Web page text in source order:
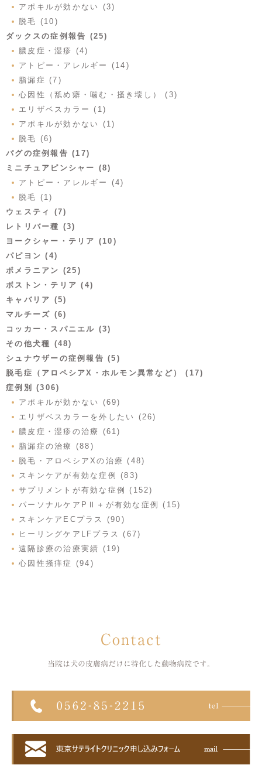
アポキルが効かない (3)
脱毛 (10)
ダックスの症例報告 (25)
膿皮症・湿疹 (4)
アトピー・アレルギー (14)
脂漏症 (7)
心因性（舐め癖・噛む・掻き壊し） (3)
エリザベスカラー (1)
アポキルが効かない (1)
脱毛 (6)
パグの症例報告 (17)
ミニチュアピンシャー (8)
アトピー・アレルギー (4)
脱毛 (1)
ウェスティ (7)
レトリバー種 (3)
ヨークシャー・テリア (10)
パピヨン (4)
ポメラニアン (25)
ボストン・テリア (4)
キャバリア (5)
マルチーズ (6)
コッカー・スパニエル (3)
その他犬種 (48)
シュナウザーの症例報告 (5)
脱毛症（アロペシアX・ホルモン異常など） (17)
症例別 (306)
アポキルが効かない (69)
エリザベスカラーを外したい (26)
膿皮症・湿疹の治療 (61)
脂漏症の治療 (88)
脱毛・アロペシアXの治療 (48)
スキンケアが有効な症例 (83)
サプリメントが有効な症例 (152)
パーソナルケアPⅡ＋が有効な症例 (15)
スキンケアECプラス (90)
ヒーリングケアLFプラス (67)
遠隔診療の治療実績 (19)
心因性掻痒症 (94)
Contact
当院は犬の皮膚病だけに特化した 動物病院です。